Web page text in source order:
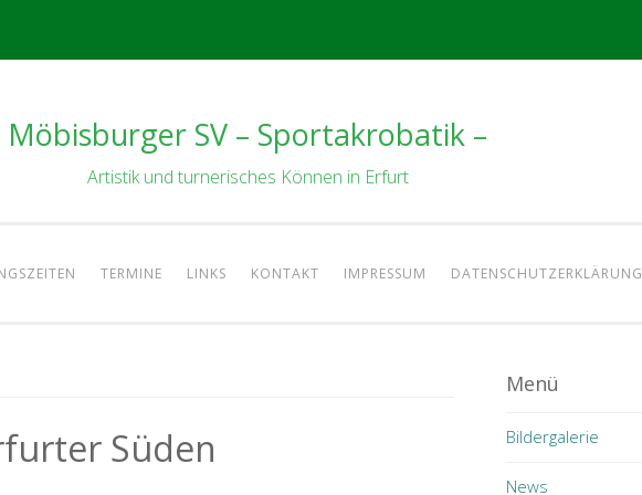
Möbisburger SV – Sportakrobatik –
Artistik und turnerisches Können in Erfurt
TERMINE LINKS KONTAKT IMPRESSUM DATENSCHUTZERKLÄRUNG
Süden
Menü
Bildergalerie
News